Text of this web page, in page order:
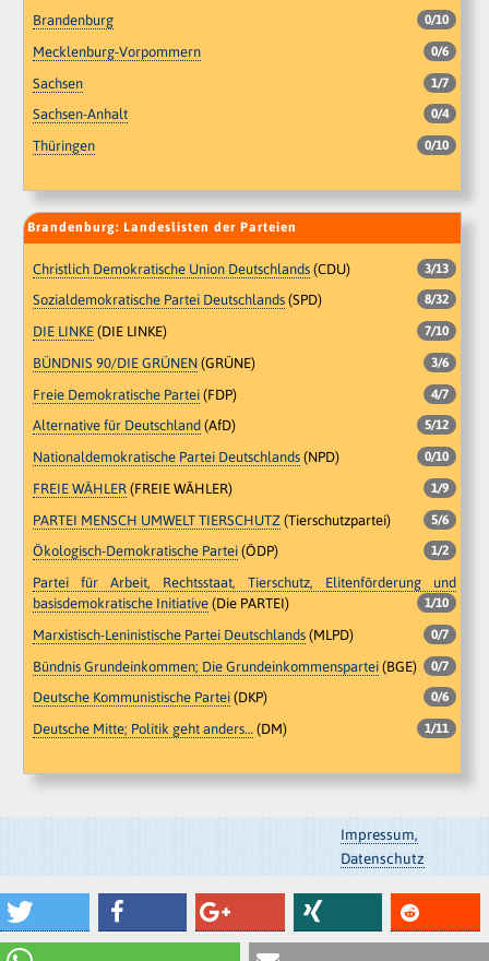
Brandenburg 0/10
Mecklenburg-Vorpommern 0/6
Sachsen 1/7
Sachsen-Anhalt 0/4
Thüringen 0/10
Brandenburg: Landeslisten der Parteien
Christlich Demokratische Union Deutschlands (CDU) 3/13
Sozialdemokratische Partei Deutschlands (SPD) 8/32
DIE LINKE (DIE LINKE) 7/10
BÜNDNIS 90/DIE GRÜNEN (GRÜNE) 3/6
Freie Demokratische Partei (FDP) 4/7
Alternative für Deutschland (AfD) 5/12
Nationaldemokratische Partei Deutschlands (NPD) 0/10
FREIE WÄHLER (FREIE WÄHLER) 1/9
PARTEI MENSCH UMWELT TIERSCHUTZ (Tierschutzpartei) 5/6
Ökologisch-Demokratische Partei (ÖDP) 1/2
Partei für Arbeit, Rechtsstaat, Tierschutz, Elitenförderung und
basisdemokratische Initiative (Die PARTEI) 1/10
Marxistisch-Leninistische Partei Deutschlands (MLPD) 0/7
Bündnis Grundeinkommen; Die Grundeinkommenspartei (BGE) 0/7
Deutsche Kommunistische Partei (DKP) 0/6
Deutsche Mitte; Politik geht anders… (DM) 1/11
Impressum,
Datenschutz